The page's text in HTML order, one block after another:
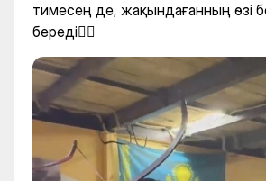
тимесең де, жақындағанның өзі
береді🙂‍↕️